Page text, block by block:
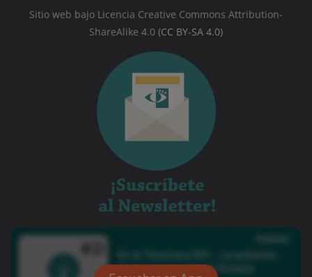
Sitio web bajo Licencia Creative Commons Attribution-
ShareAlike 4.0 (CC BY-SA 4.0)